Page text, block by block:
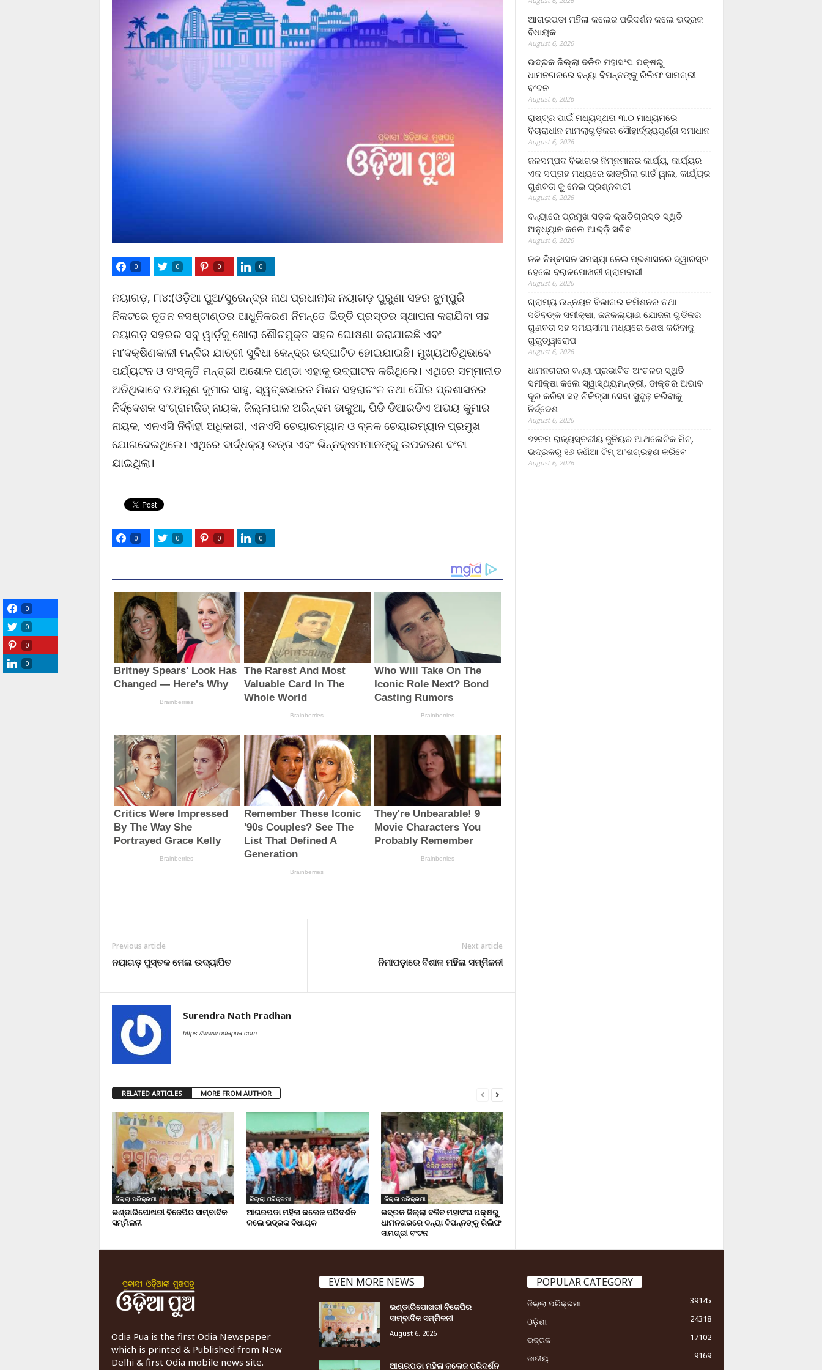
0 0 0 0
ନୟାଗଡ଼, ୮ା୪:(ଓଡ଼ିଆ ପୁଅ/ସୁରେନ୍ଦ୍ର ନାଥ ପ୍ରଧାନ)କ ନୟାଗଡ଼ ପୁରୁଣା ସହର ଝୁମ୍ପୁରି
ନିକଟରେ ନୂତନ ବସଷ୍ଟାଣ୍ଡର ଆଧୁନିକରଣ ନିମନ୍ତେ ଭିତ୍ତି ପ୍ରସ୍ତର ସ୍ଥାପନା କରାଯିବା ସହ
ନୟାଗଡ଼ ସହରର ସବୁ ୱାର୍ଡ଼କୁ ଖୋଲା ଶୌଚମୁକ୍ତ ସହର ଘୋଷଣା କରାଯାଇଛି ଏବଂ
ମା’ଦକ୍ଷିଣକାଳୀ ମନ୍ଦିର ଯାତ୍ରୀ ସୁବିଧା କେନ୍ଦ୍ର ଉଦ୍ଘାଟିତ ହୋଇଯାଇଛି। ମୁଖ୍ୟଅତିଥିଭାବେ
ପର୍ଯ୍ୟଟନ ଓ ସଂସ୍କୃତି ମନ୍ତ୍ରୀ ଅଶୋକ ପଣ୍ଡା ଏହାକୁ ଉଦ୍ଘାଟନ କରିଥିଲେ। ଏଥିରେ ସମ୍ମାନୀତ
ଅତିଥିଭାବେ ଡ.ଅରୁଣ କୁମାର ସାହୁ, ସ୍ୱଚ୍ଛଭାରତ ମିଶନ ସହରାଚଂଳ ତଥା ପୌର ପ୍ରଶାସନର
ନିର୍ଦ୍ଦେଶକ ସଂଗ୍ରାମଜିତ୍ ନାୟକ, ଜିଲ୍ଲାପାଳ ଅରିନ୍ଦମ ଡାକୁଆ, ପିଡି ଡିଆରଡିଏ ଅଭୟ କୁମାର
ନାୟକ, ଏନଏସି ନିର୍ବାହୀ ଅଧିକାରୀ, ଏନଏସି ଚେୟାରମ୍ୟାନ ଓ ବ୍ଳକ ଚେୟାରମ୍ୟାନ ପ୍ରମୁଖ
ଯୋଗଦେଇଥିଲେ। ଏଥିରେ ବାର୍ଦ୍ଧକ୍ୟ ଭତ୍ତା ଏବଂ ଭିନ୍ନକ୍ଷମମାନଙ୍କୁ ଉପକରଣ ବଂଟା
ଯାଇଥିଲା।
0 0 0 0
Previous article
ନୟାଗଡ଼ ପୁସ୍ତକ ମେଳା ଉଦ୍ୟାପିତ
Next article
ନିମାପଡ଼ାରେ ବିଶାଳ ମହିଳା ସମ୍ମିଳନୀ
Surendra Nath Pradhan
https://www.odiapua.com
RELATED ARTICLES MORE FROM AUTHOR
ଜିଲ୍ଲା ପରିକ୍ରମା
ଭଣ୍ଡାରିପୋଖରୀ ବିଜେପିର ସାମ୍ବାଦିକ
ସମ୍ମିଳନୀ
ଜିଲ୍ଲା ପରିକ୍ରମା
ଆଗରପଡା ମହିଳା କଲେଜ ପରିଦର୍ଶନ
କଲେ ଭଦ୍ରକ ବିଧାୟକ
ଜିଲ୍ଲା ପରିକ୍ରମା
ଭଦ୍ରକ ଜିଲ୍ଲା ଦଳିତ ମହାସଂଘ ପକ୍ଷରୁ
ଧାମନଗରରେ ବନ୍ୟା ବିପନ୍ନଙ୍କୁ ରିଲିଫ
ସାମଗ୍ରୀ ବଂଟନ
ଆଗରପଡା ମହିଳା କଲେଜ ପରିଦର୍ଶନ କଲେ ଭଦ୍ରକ
ବିଧାୟକ
August 6, 2026
ଭଦ୍ରକ ଜିଲ୍ଲା ଦଳିତ ମହାସଂଘ ପକ୍ଷରୁ
ଧାମନଗରରେ ବନ୍ୟା ବିପନ୍ନଙ୍କୁ ରିଲିଫ ସାମଗ୍ରୀ
ବଂଟନ
August 6, 2026
ରାଷ୍ଟ୍ର ପାଇଁ ମଧ୍ୟସ୍ଥତା ୩.୦ ମାଧ୍ୟମରେ
ବିଚାରାଧୀନ ମାମଲାଗୁଡ଼ିକର ସୌହାର୍ଦ୍ଦ୍ୟପୂର୍ଣ୍ଣ ସମାଧାନ
August 6, 2026
ଜଳସମ୍ପଦ ବିଭାଗର ନିମ୍ନମାନର କାର୍ଯ୍ୟ, କାର୍ଯ୍ୟର
ଏକ ସପ୍ତାହ ମଧ୍ୟରେ ଭାଙ୍ଗିଲା ଗାର୍ଡ ୱାଲ, କାର୍ଯ୍ୟର
ଗୁଣବତା କୁ ନେଇ ପ୍ରଶ୍ନବାଚୀ
August 6, 2026
ବନ୍ୟାରେ ପ୍ରମୁଖ ସଡ଼କ କ୍ଷତିଗ୍ରସ୍ତ ସ୍ଥିତି
ଅନୁଧ୍ୟାନ କଲେ ଆର୍‌ଡ଼ି ସଚିବ
August 6, 2026
ଜଳ ନିଷ୍କାସନ ସମସ୍ୟା ନେଇ ପ୍ରଶାସନର ଦ୍ୱାରସ୍ତ
ହେଲେ ବରାଳପୋଖରୀ ଗ୍ରାମବାସୀ
August 6, 2026
ଗ୍ରାମ୍ୟ ଉନ୍ନୟନ ବିଭାଗର କମିଶନର ତଥା
ସଚିବଙ୍କ ସମୀକ୍ଷା, ଜନକଲ୍ୟାଣ ଯୋଜନା ଗୁଡିକର
ଗୁଣବତା ସହ ସମୟସୀମା ମଧ୍ୟରେ ଶେଷ କରିବାକୁ
ଗୁରୁତ୍ୱାରୋପ
August 6, 2026
ଧାମନଗରର ବନ୍ୟା ପ୍ରଭାବିତ ଅଂଚଳର ସ୍ଥିତି
ସମୀକ୍ଷା କଲେ ସ୍ୱାସ୍ଥ୍ୟମନ୍ତ୍ରୀ, ଡାକ୍ତର ଅଭାବ
ଦୂର କରିବା ସହ ଚିକିତ୍ସା ସେବା ସୁଦୃଢ଼ କରିବାକୁ
ନିର୍ଦ୍ଦେଶ
August 6, 2026
୭୨ତମ ରାଜ୍ୟସ୍ତରୀୟ ଜୁନିୟର ଆଥଲେଟିକ ମିଟ୍‌,
ଭଦ୍ରକରୁ ୧୬ ଜଣିଆ ଟିମ୍ ଅଂଶଗ୍ରହଣ କରିବେ
August 6, 2026
Odia Pua is the first Odia Newspaper
which is printed & Published from New
Delhi & first Odia mobile news site.
EVEN MORE NEWS
ଭଣ୍ଡାରିପୋଖରୀ ବିଜେପିର
ସାମ୍ବାଦିକ ସମ୍ମିଳନୀ
August 6, 2026
ଆଗରପଡା ମହିଳା କଲେଜ ପରିଦର୍ଶନ
POPULAR CATEGORY
ଜିଲ୍ଲା ପରିକ୍ରମା
39145
ଓଡ଼ିଶା
24318
ଭଦ୍ରକ
17102
ଜାତୀୟ
9169
0
0
0
0